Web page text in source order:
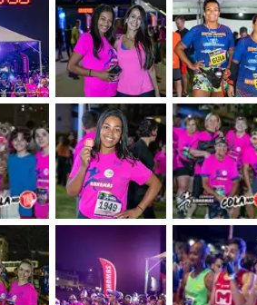
&nbsp; &nbsp;
&nbsp; &nbsp;